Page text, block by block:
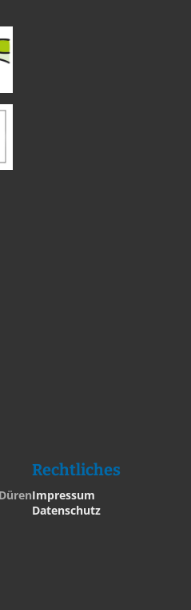
Rechtliches
Impressum
Datenschutz